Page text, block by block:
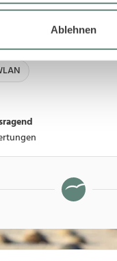
Ablehnen